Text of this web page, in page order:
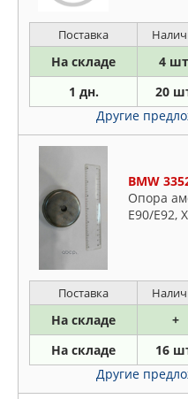
ASVA
BGA
BILSTEIN
BLUE PRINT
BM MOTORSPORT
BOGE
BORSEHUNG
CAUTEX
CHRYSLER
CORTECO
CTR
DAEWOO
Cadillac
Chevrolet
Chrysler
Citroen
Daewoo
Dodge
Ford
Honda
Hyundai
Infiniti
Lancia
Land Rover
Lexus
Поставка
На складе 4
1 дн. 20
Другие
BMW
Опора
E90/E92,
Поставка
На складе +
На складе 16
Другие